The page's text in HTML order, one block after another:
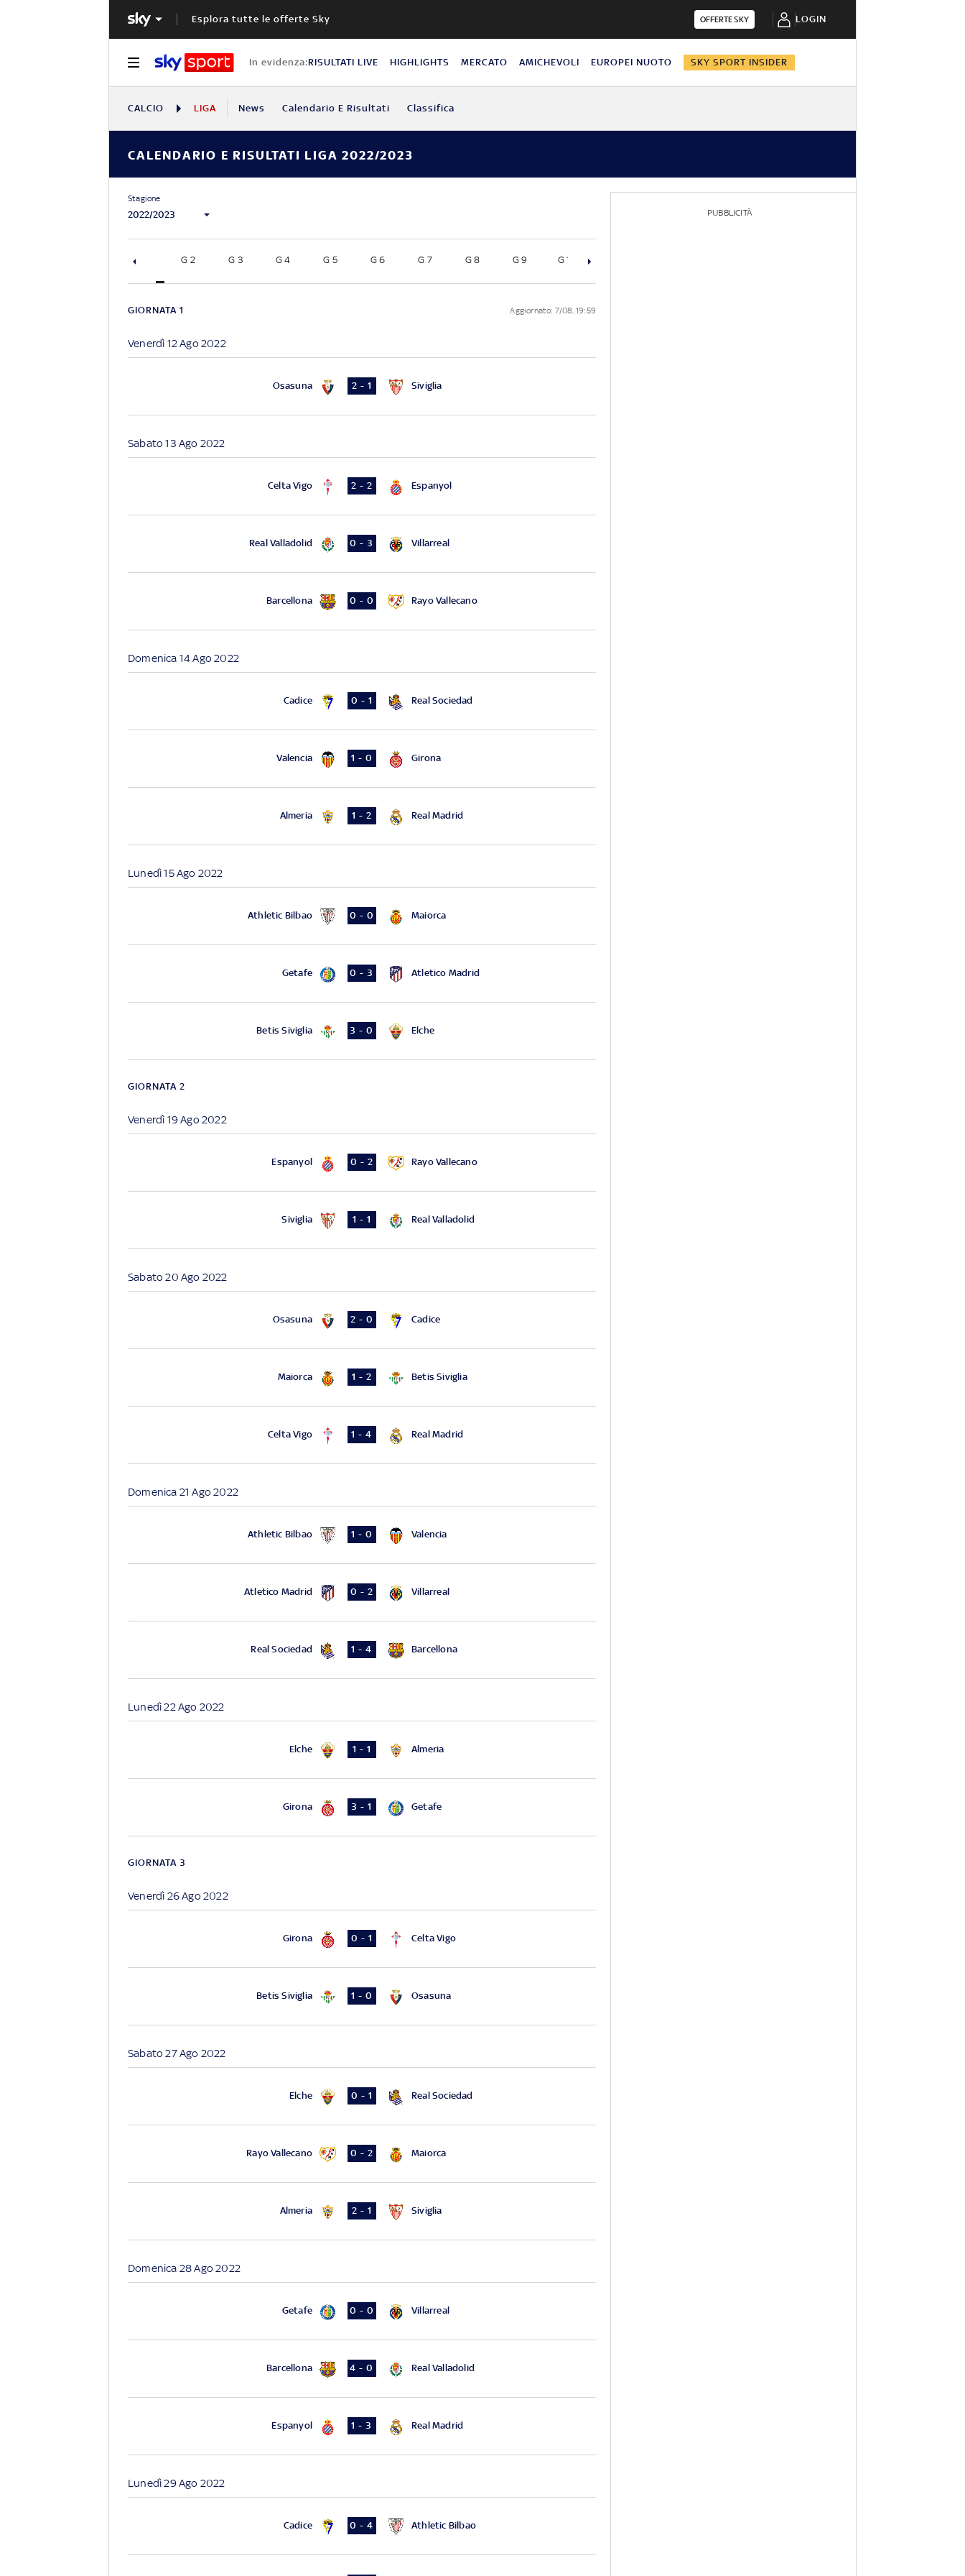
Esplora tutte le offerte Sky OFFERTE SKY LOGIN
In evidenza:RISULTATI LIVE HIGHLIGHTS MERCATO AMICHEVOLI EUROPEI NUOTO SKY SPORT INSIDER
CALCIO LIGA News Calendario E Risultati Classifica
CALENDARIO E RISULTATI LIGA 2022/2023
Stagione
2022/2023
G 1 G 2 G 3 G 4 G 5 G 6 G 7 G 8 G 9
GIORNATA 1 Aggiornato: 7/08, 19:59
Venerdì 12 Ago 2022
Osasuna 2 - 1 Siviglia
Sabato 13 Ago 2022
Celta Vigo 2 - 2 Espanyol
Real Valladolid 0 - 3 Villarreal
Barcellona 0 - 0 Rayo Vallecano
Domenica 14 Ago 2022
Cadice 0 - 1 Real Sociedad
Valencia 1 - 0 Girona
Almeria 1 - 2 Real Madrid
Lunedì 15 Ago 2022
Athletic Bilbao 0 - 0 Maiorca
Getafe 0 - 3 Atletico Madrid
Betis Siviglia 3 - 0 Elche
GIORNATA 2
Venerdì 19 Ago 2022
Espanyol 0 - 2 Rayo Vallecano
Siviglia 1 - 1 Real Valladolid
Sabato 20 Ago 2022
Osasuna 2 - 0 Cadice
Maiorca 1 - 2 Betis Siviglia
Celta Vigo 1 - 4 Real Madrid
Domenica 21 Ago 2022
Athletic Bilbao 1 - 0 Valencia
Atletico Madrid 0 - 2 Villarreal
Real Sociedad 1 - 4 Barcellona
Lunedì 22 Ago 2022
Elche 1 - 1 Almeria
Girona 3 - 1 Getafe
GIORNATA 3
Venerdì 26 Ago 2022
Girona 0 - 1 Celta Vigo
Betis Siviglia 1 - 0 Osasuna
Sabato 27 Ago 2022
Elche 0 - 1 Real Sociedad
Rayo Vallecano 0 - 2 Maiorca
Almeria 2 - 1 Siviglia
Domenica 28 Ago 2022
Getafe 0 - 0 Villarreal
Barcellona 4 - 0 Real Valladolid
Espanyol 1 - 3 Real Madrid
Lunedì 29 Ago 2022
Cadice 0 - 4 Athletic Bilbao
PUBBLICITÀ